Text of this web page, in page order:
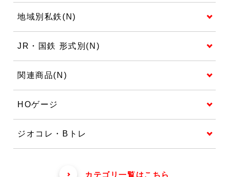
地域別私鉄(N)
JR・国鉄 形式別(N)
関連商品(N)
HOゲージ
ジオコレ・Bトレ
カテゴリ一覧はこちら